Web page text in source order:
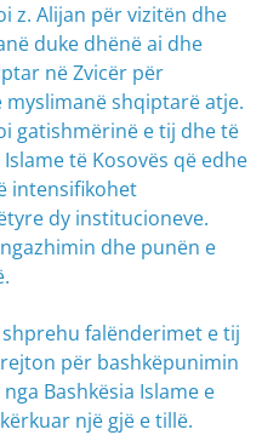
z. Alijan për vizitën dhe
duke dhënë ai dhe
në Zvicër për
shqiptarë atje.
gatishmërinë e tij dhe të
të Kosovës që edhe
intensifikohet
dy institucioneve.
dhe punën e
falënderimet e tij
për bashkëpunimin
Bashkësia Islame e
një gjë e tillë.